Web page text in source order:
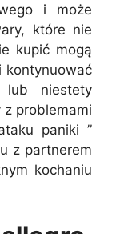
i może
które nie
kupić mogą
kontynuować
lub niestety
problemami
paniki ”
z partnerem
kochaniu